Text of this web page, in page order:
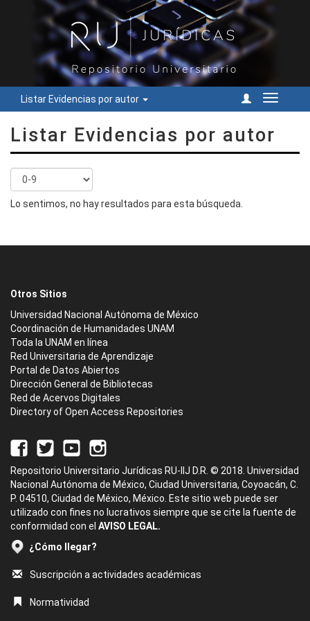
Listar Evidencias por autor
Cambiar
Listar Evidencias por autor
Lo sentimos, no hay resultados para esta búsqueda.
Otros Sitios
Universidad Nacional Autónoma de México
Coordinación de Humanidades UNAM
Toda la UNAM en línea
Red Universitaria de Aprendizaje
Portal de Datos Abiertos
Dirección General de Bibliotecas
Red de Acervos Digitales
Directory of Open Access Repositories
Repositorio Universitario Jurídicas RU-IIJ D.R. © 2018. Universidad
Nacional Autónoma de México, Ciudad Universitaria, Coyoacán, C.
P. 04510, Ciudad de México, México. Este sitio web puede ser
utilizado con fines no lucrativos siempre que se cite la fuente de
conformidad con el AVISO LEGAL.
¿Cómo llegar?
Suscripción a actividades académicas
Normatividad